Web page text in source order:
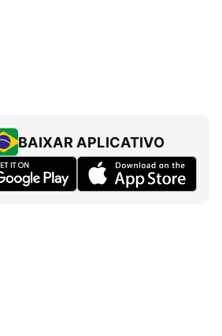
BAIXAR APLICATIVO